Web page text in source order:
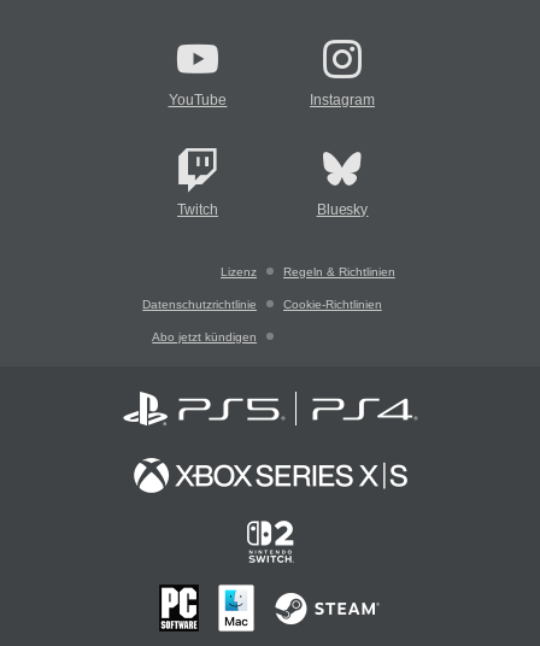
YouTube Instagram
Twitch Bluesky
Lizenz Regeln & Richtlinien
Datenschutzrichtlinie Cookie-Richtlinien
Abo jetzt kündigen